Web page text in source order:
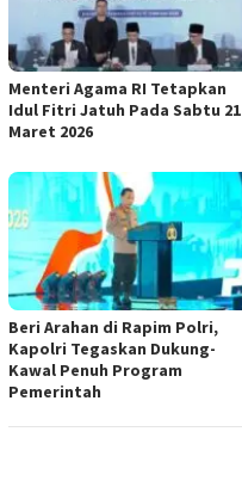
Menteri Agama RI Tetapkan
Idul Fitri Jatuh Pada Sabtu 21
Maret 2026
Beri Arahan di Rapim Polri,
Kapolri Tegaskan Dukung-
Kawal Penuh Program
Pemerintah